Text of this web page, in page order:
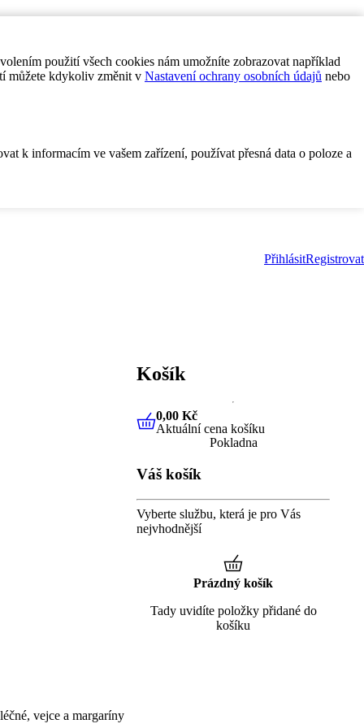
použití všech cookies nám umožníte zobrazovat například
můžete kdykoliv změnit v Nastavení ochrany osobních údajů nebo
k informacím ve vašem zařízení, používat přesná data o poloze a
PřihlásitRegistrovat
vejce a margaríny
Košík
0,00 KčAktuální cena košíku
0,00 Kč
Aktuální cena košíku
Pokladna
Váš košík
Vyberte službu, která je pro Vás
nejvhodnější
Prázdný košík
Tady uvidíte položky přidané do
košíku